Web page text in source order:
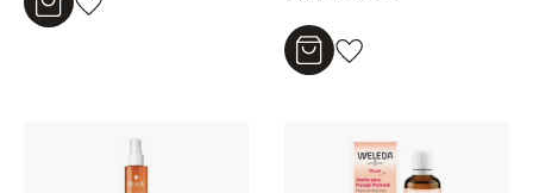
Aggiungi al carrello
Aggiungi al carrello